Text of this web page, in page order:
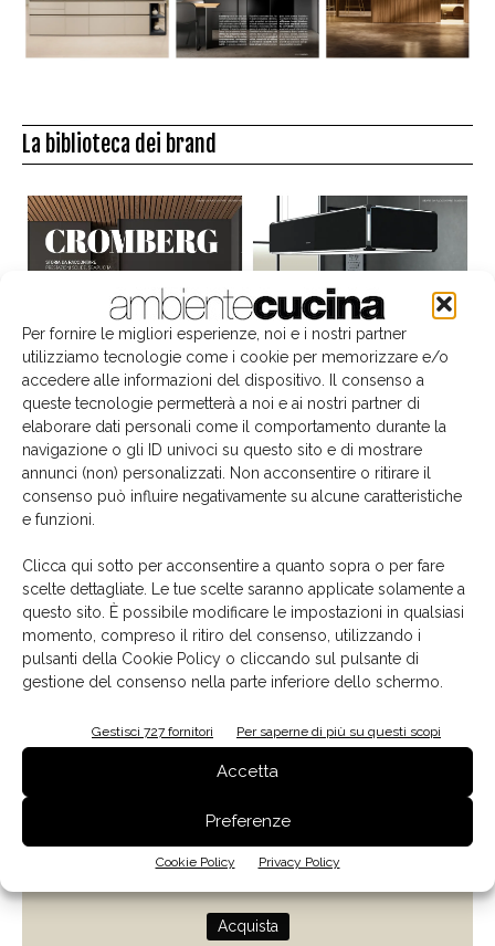
Per fornire le migliori esperienze, noi e i nostri partner
utilizziamo tecnologie come i cookie per memorizzare e/o
accedere alle informazioni del dispositivo. Il consenso a
queste tecnologie permetterà a noi e ai nostri partner di
elaborare dati personali come il comportamento durante la
navigazione o gli ID univoci su questo sito e di mostrare
annunci (non) personalizzati. Non acconsentire o ritirare il
consenso può influire negativamente su alcune caratteristiche
e funzioni.
Clicca qui sotto per acconsentire a quanto sopra o per fare
scelte dettagliate. Le tue scelte saranno applicate solamente a
questo sito. È possibile modificare le impostazioni in qualsiasi
momento, compreso il ritiro del consenso, utilizzando i
pulsanti della Cookie Policy o cliccando sul pulsante di
gestione del consenso nella parte inferiore dello schermo.
Gestisci 727 fornitori Per saperne di più su questi scopi
Accetta
Preferenze
Cookie Policy Privacy Policy
La biblioteca dei brand
Progettare con la luce naturale
di Giulio Camiz
Acquista